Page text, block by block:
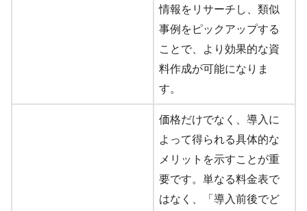
情報をリサーチし、類似
事例をピックアップする
ことで、より効果的な資
料作成が可能になりま
す。
価格だけでなく、導入に
よって得られる具体的な
メリットを示すことが重
要です。単なる料金表で
はなく、「導入前後でど